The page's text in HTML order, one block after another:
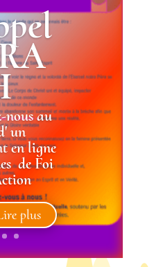
nous au
un
en ligne
de Foi
plus